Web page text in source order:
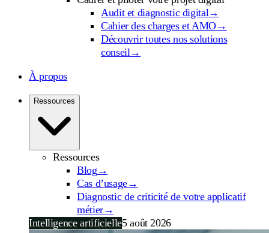
Audit et diagnostic digital→
Cahier des charges et AMO→
Découvrir toutes nos solutions
conseil→
À propos
Ressources
Ressources
Blog →
Cas d’usage→
Diagnostic de criticité de votre applicatif
métier→
Intelligence artificielle5 août 2026